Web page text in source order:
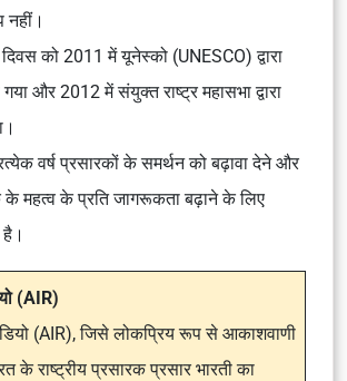
नहीं।
दिवस को 2011 में यूनेस्को (UNESCO) द्वारा
गया और 2012 में संयुक्त राष्ट्र महासभा द्वारा
वर्ष प्रसारकों के समर्थन को बढ़ावा देने और
महत्व के प्रति जागरूकता बढ़ाने के लिए
है।
(AIR)
(AIR), जिसे लोकप्रिय रूप से आकाशवाणी
के राष्ट्रीय प्रसारक प्रसार भारती का